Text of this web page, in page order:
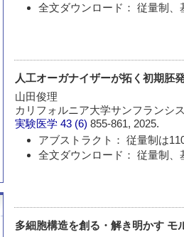
全文ダウンロード： 従量制、
人工オーガナイザーが拓く初期胚
山田俊理
カリフォルニア大学サンフランシ
実験医学 43 (6)855-861, 2025.
アブストラクト： 従量制は
全文ダウンロード： 従量制、
多細胞構造を創る・解き明かす モ